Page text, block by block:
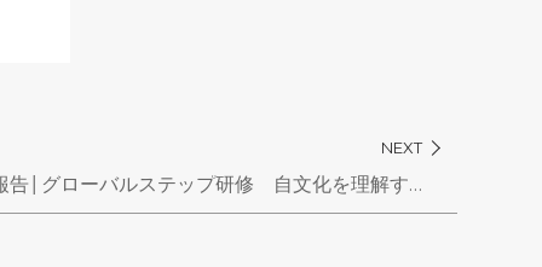
NEXT
オンライン研修報告│グローバルステップ研修 自文化を理解する（１）